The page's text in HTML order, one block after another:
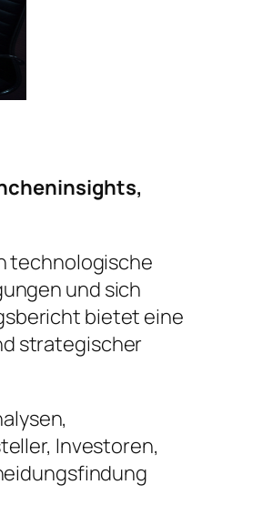
technologische
und sich
bietet eine
strategischer
Investoren,